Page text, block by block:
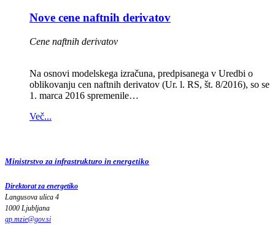
Nove cene naftnih derivatov
Cene naftnih derivatov
Na osnovi modelskega izračuna, predpisanega v Uredbi o
oblikovanju cen naftnih derivatov (Ur. l. RS, št. 8/2016), so se
1. marca 2016 spremenile…
Več...
Ministrstvo za infrastrukturo in energetiko
Direktorat za energetiko
Langusova ulica 4
1000 Ljubljana
gp.mzie@gov.si